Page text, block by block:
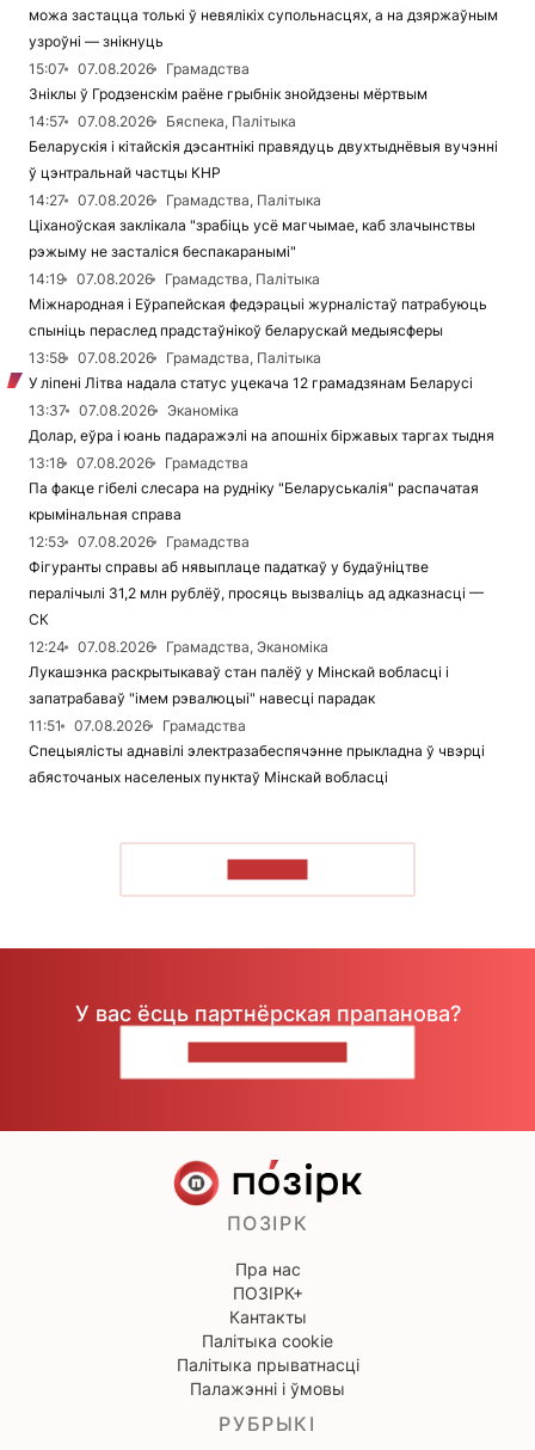
можа застацца толькі ў невялікіх супольнасцях, а на дзяржаўным
узроўні — знікнуць
15:07
07.08.2026
Грамадства
Зніклы ў Гродзенскім раёне грыбнік знойдзены мёртвым
14:57
07.08.2026
Бяспека, Палітыка
Беларускія і кітайскія дэсантнікі правядуць двухтыднёвыя вучэнні
ў цэнтральнай частцы КНР
14:27
07.08.2026
Грамадства, Палітыка
Ціханоўская заклікала "зрабіць усё магчымае, каб злачынствы
рэжыму не засталіся беспакаранымі"
14:19
07.08.2026
Грамадства, Палітыка
Міжнародная і Еўрапейская федэрацыі журналістаў патрабуюць
спыніць пераслед прадстаўнікоў беларускай медыясферы
13:58
07.08.2026
Грамадства, Палітыка
У ліпені Літва надала статус уцекача 12 грамадзянам Беларусі
13:37
07.08.2026
Эканоміка
Долар, еўра і юань падаражэлі на апошніх біржавых таргах тыдня
13:18
07.08.2026
Грамадства
Па факце гібелі слесара на рудніку "Беларуськалія" распачатая
крымінальная справа
12:53
07.08.2026
Грамадства
Фігуранты справы аб нявыплаце падаткаў у будаўніцтве
пералічылі 31,2 млн рублёў, просяць вызваліць ад адказнасці —
СК
12:24
07.08.2026
Грамадства, Эканоміка
Лукашэнка раскрытыкаваў стан палёў у Мінскай вобласці і
запатрабаваў "імем рэвалюцыі" навесці парадак
11:51
07.08.2026
Грамадства
Спецыялісты аднавілі электразабеспячэнне прыкладна ў чвэрці
абясточаных населеных пунктаў Мінскай вобласці
У вас ёсць партнёрская прапанова?
ПОЗІРК
Пра нас
ПОЗІРК+
Кантакты
Палітыка cookie
Палітыка прыватнасці
Палажэнні і ўмовы
РУБРЫКІ